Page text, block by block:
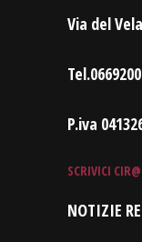
Via del
P.iva
SCRIVICI
NOTIZIE